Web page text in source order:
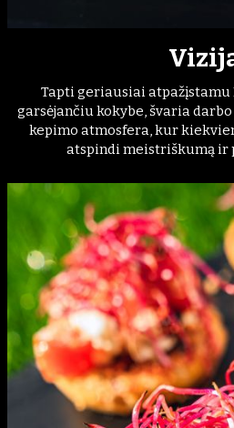
Tapti geriausiai atpažįstamu
garsėjančiu kokybe, švaria
kepimo atmosfera, kur
atspindi meistriškumą ir